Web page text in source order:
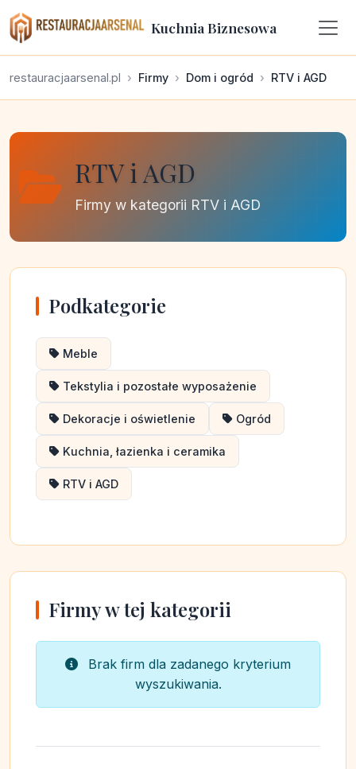
Kuchnia Biznesowa
restauracjaarsenal.pl Firmy Dom i ogród RTV i AGD
RTV i AGD
Firmy w kategorii RTV i AGD
Podkategorie
Meble
Tekstylia i pozostałe wyposażenie
Dekoracje i oświetlenie Ogród
Kuchnia, łazienka i ceramika
RTV i AGD
Firmy w tej kategorii
Brak firm dla zadanego kryterium
wyszukiwania.